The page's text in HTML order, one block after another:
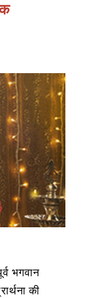
भगवान
की